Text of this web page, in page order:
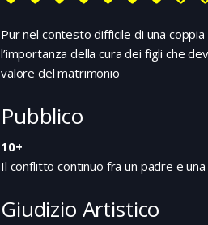
Pur nel contesto difficile di una
l’importanza della cura dei figli che
valore del matrimonio
Pubblico
10+
Il conflitto continuo fra un padre e
Giudizio Artistico